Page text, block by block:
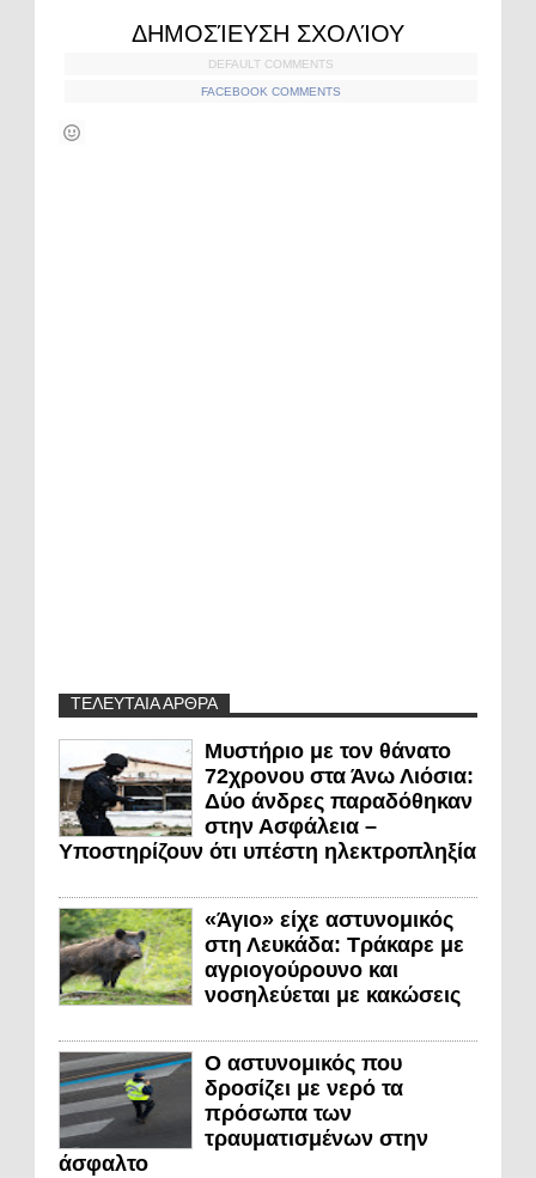
ΔΗΜΟΣΊΕΥΣΗ ΣΧΟΛΊΟΥ
DEFAULT COMMENTS
FACEBOOK COMMENTS
ΤΕΛΕΥΤΑΙΑ ΑΡΘΡΑ
Μυστήριο με τον θάνατο
72χρονου στα Άνω Λιόσια:
Δύο άνδρες παραδόθηκαν
στην Ασφάλεια –
Υποστηρίζουν ότι υπέστη ηλεκτροπληξία
«Άγιο» είχε αστυνομικός
στη Λευκάδα: Τράκαρε με
αγριογούρουνο και
νοσηλεύεται με κακώσεις
Ο αστυνομικός που
δροσίζει με νερό τα
πρόσωπα των
τραυματισμένων στην
άσφαλτο